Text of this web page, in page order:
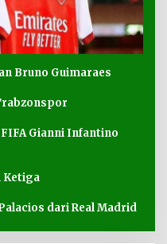
Bruno Guimaraes
Gianni Infantino
Ketiga
dari Real Madrid